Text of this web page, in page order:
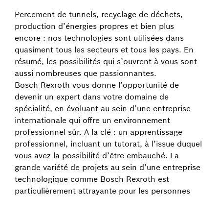
Percement de tunnels, recyclage de déchets,
production d’énergies propres et bien plus
encore : nos technologies sont utilisées dans
quasiment tous les secteurs et tous les pays. En
résumé, les possibilités qui s’ouvrent à vous sont
aussi nombreuses que passionnantes.
Bosch Rexroth vous donne l’opportunité de
devenir un expert dans votre domaine de
spécialité, en évoluant au sein d’une entreprise
internationale qui offre un environnement
professionnel sûr. A la clé : un apprentissage
professionnel, incluant un tutorat, à l’issue duquel
vous avez la possibilité d’être embauché. La
grande variété de projets au sein d’une entreprise
technologique comme Bosch Rexroth est
particulièrement attrayante pour les personnes